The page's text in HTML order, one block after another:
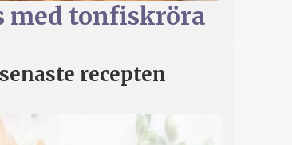
med tonfiskröra
recepten